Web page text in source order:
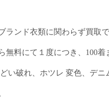
ランド衣類に関わらず買取で
無料にて１度につき、100着
い破れ、ホツレ 変色、デニ